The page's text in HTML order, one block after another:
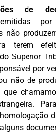
de
emitidas
não
terem
Superior
por
não de
que